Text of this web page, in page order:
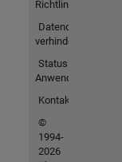
Richtlinien
Datendiebstahl
verhindern
Status von
Anwendungen
Kontakt
©
1994-
2026